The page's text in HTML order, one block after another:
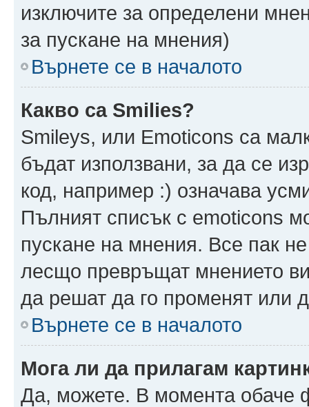
изключите за определени
за пускане на мнения)
Върнете се в началото
Какво са Smilies?
Smileys, или Emoticons са
бъдат използвани, за да се
код, например :) означава
Пълният списък с emoticons
пускане на мнения. Все пак
лесщо превръщат мнението
да решат да го променят или
Върнете се в началото
Мога ли да прилагам
Да, можете. В момента обаче